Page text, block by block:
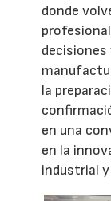
donde
decisiones
la
en una
en la
industrial